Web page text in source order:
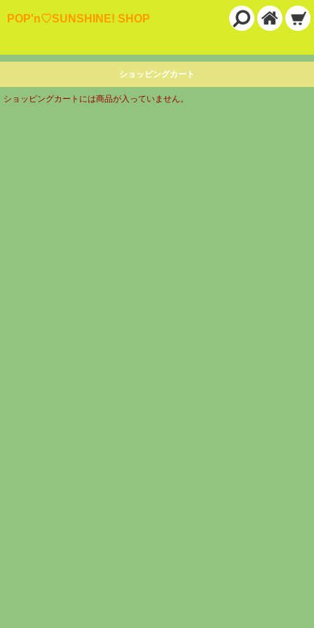
POP'n♡SUNSHINE! SHOP
ショッピングカート
ショッピングカートには商品が入っていません。